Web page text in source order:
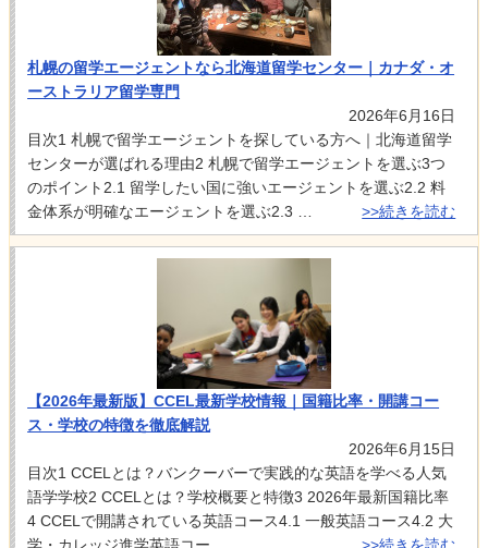
札幌の留学エージェントなら北海道留学センター｜カナダ・オ
ーストラリア留学専門
2026年6月16日
目次1 札幌で留学エージェントを探している方へ｜北海道留学
センターが選ばれる理由2 札幌で留学エージェントを選ぶ3つ
のポイント2.1 留学したい国に強いエージェントを選ぶ2.2 料
金体系が明確なエージェントを選ぶ2.3 …
>>続きを読む
【2026年最新版】CCEL最新学校情報｜国籍比率・開講コー
ス・学校の特徴を徹底解説
2026年6月15日
目次1 CCELとは？バンクーバーで実践的な英語を学べる人気
語学学校2 CCELとは？学校概要と特徴3 2026年最新国籍比率
4 CCELで開講されている英語コース4.1 一般英語コース4.2 大
学・カレッジ進学英語コー…
>>続きを読む